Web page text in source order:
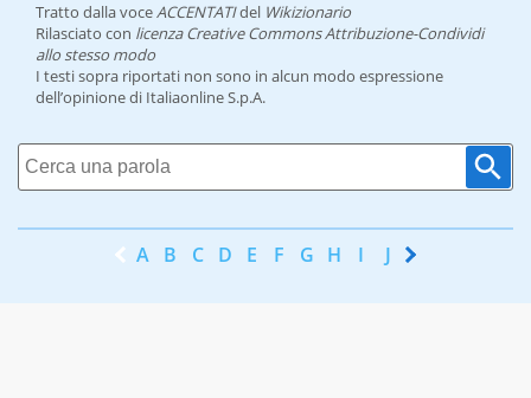
Tratto dalla voceACCENTATIdel Wikizionario
Rilasciato con licenza Creative Commons Attribuzione-Condividi
allo stesso modo
I testi sopra riportati non sono in alcun modo espressione
dell’opinione di Italiaonline S.p.A.
A B C D E F G H I J K